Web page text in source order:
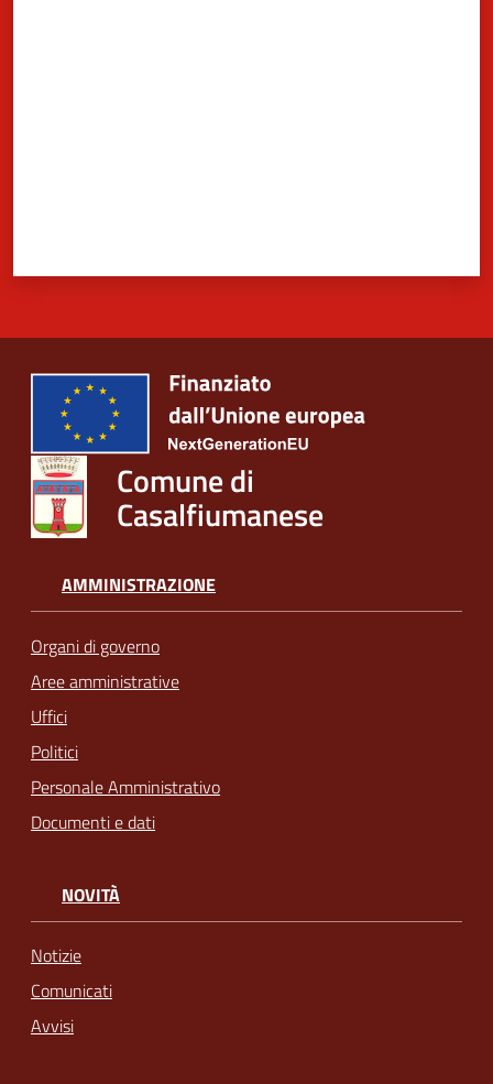
Comune di
Casalfiumanese
AMMINISTRAZIONE
Organi di governo
Aree amministrative
Uffici
Politici
Personale Amministrativo
Documenti e dati
NOVITÀ
Notizie
Comunicati
Avvisi